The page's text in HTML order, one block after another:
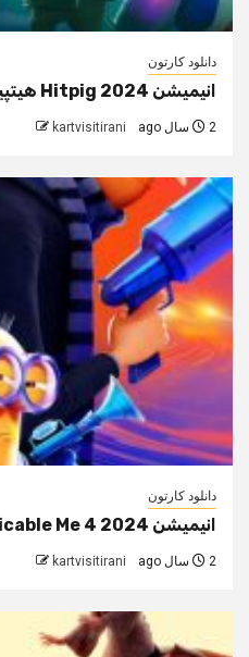
دانلود کارتون
انیمیشن Hitpig 2024 هیتپیگ
2 سال ago kartvisitirani
دانلود کارتون
انیمیشن Despicable Me 4 2024 من نفرت انگیز 4
2 سال ago kartvisitirani